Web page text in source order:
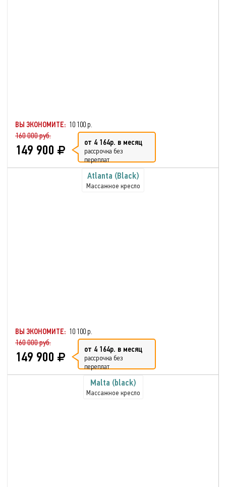
ВЫ ЭКОНОМИТЕ: 10 100 р.
160 000 руб.
149 900 от 4 164р. в месяц
рассрочка без
переплат
Atlanta (Black)
Массажное кресло
ВЫ ЭКОНОМИТЕ: 10 100 р.
160 000 руб.
149 900 от 4 164р. в месяц
рассрочка без
переплат
Malta (black)
Массажное кресло